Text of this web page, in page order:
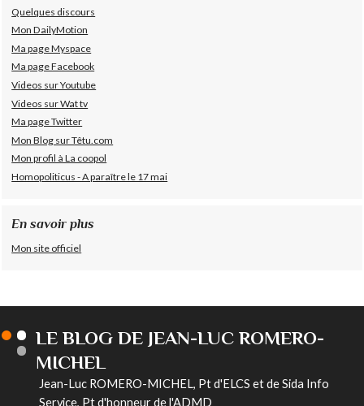
Quelques discours
Mon DailyMotion
Ma page Myspace
Ma page Facebook
Videos sur Youtube
Videos sur Wat tv
Ma page Twitter
Mon Blog sur Têtu.com
Mon profil à La coopol
Homopoliticus - A paraître le 17 mai
En savoir plus
Mon site officiel
LE BLOG DE JEAN-LUC ROMERO-
MICHEL
Jean-Luc ROMERO-MICHEL, Pt d'ELCS et de Sida Info
Service, Pt d'honneur de l'ADMD